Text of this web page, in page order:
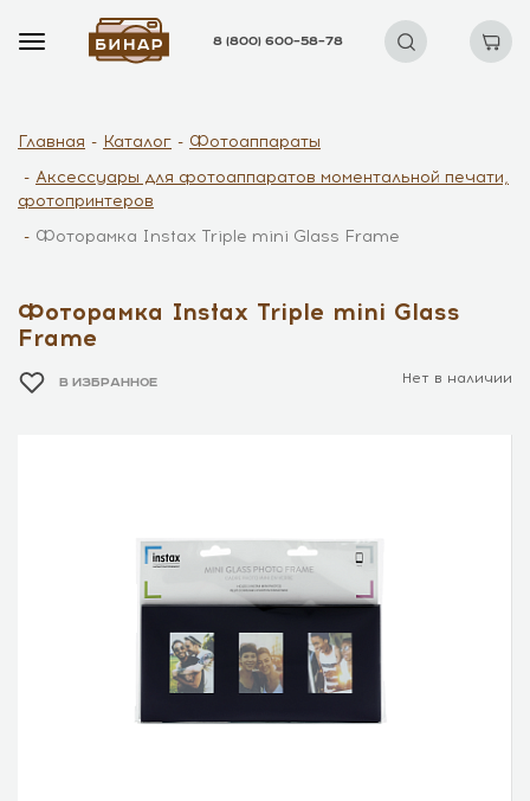
8 (800) 600–58–78
Главная Каталог
Фотоаппараты
Аксессуары для фотоаппаратов моментальной печати,
фотопринтеров
Фоторамка Instax Triple mini Glass Frame
Фоторамка Instax Triple mini Glass
Frame
В ИЗБРАННОЕ Нет в наличии